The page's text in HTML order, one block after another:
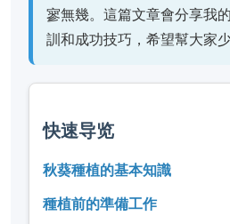
寥無幾。這篇文章會分享我
訓和成功技巧，希望幫大家少
快速导览
秋葵種植的基本知識
種植前的準備工作